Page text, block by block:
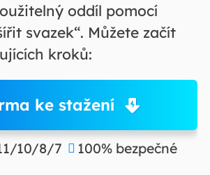
oddíl pomocí
svazek“. Můžete začít
kroků:
ke stažení
10/8/7  100% bezpečné